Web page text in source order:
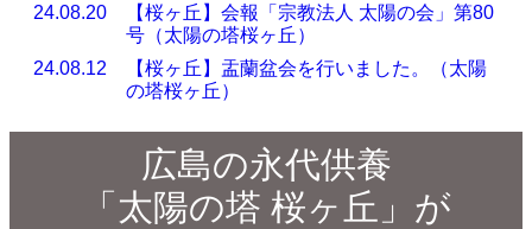
24.08.20
【桜ヶ丘】会報「宗教法人 太陽の会」第80
号（太陽の塔桜ヶ丘）
24.08.12
【桜ヶ丘】盂蘭盆会を行いました。（太陽
の塔桜ヶ丘）
広島の永代供養
「太陽の塔 桜ヶ丘」が